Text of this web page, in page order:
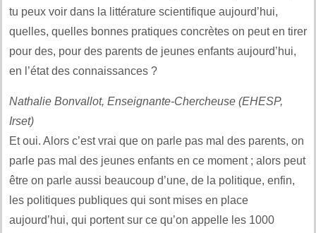
tu peux voir dans la littérature scientifique aujourd’hui,
quelles, quelles bonnes pratiques concrètes on peut en tirer
pour des, pour des parents de jeunes enfants aujourd’hui,
en l’état des connaissances ?
Nathalie Bonvallot, Enseignante-Chercheuse (EHESP,
Irset)
Et oui. Alors c’est vrai que on parle pas mal des parents, on
parle pas mal des jeunes enfants en ce moment ; alors peut
être on parle aussi beaucoup d’une, de la politique, enfin,
les politiques publiques qui sont mises en place
aujourd’hui, qui portent sur ce qu’on appelle les 1000